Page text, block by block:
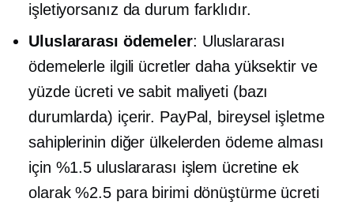
işletiyorsanız da durum farklıdır.
Uluslararası ödemeler: Uluslararası
ödemelerle ilgili ücretler daha yüksektir ve
yüzde ücreti ve sabit maliyeti (bazı
durumlarda) içerir. PayPal, bireysel işletme
sahiplerinin diğer ülkelerden ödeme alması
için %1.5 uluslararası işlem ücretine ek
olarak %2.5 para birimi dönüştürme ücreti